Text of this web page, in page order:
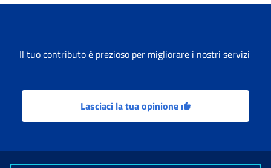
Il tuo contributo è prezioso per migliorare i nostri servizi
Lasciaci la tua opinione